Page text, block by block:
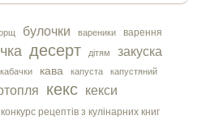
булочки вареники варення
десерт дітям
закуска
кабачки кава капуста капустяний
кекс кекси
конкурс рецептів з кулінарних книг